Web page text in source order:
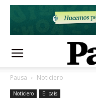
Pausa Noticiero
Noticiero El país